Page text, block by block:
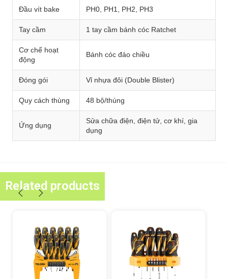
Đầu vít bake PH0, PH1, PH2, PH3
Tay cầm 1 tay cầm bánh cóc Ratchet
Cơ chế hoạt
động
Bánh cóc đảo chiều
Đóng gói Vỉ nhựa đôi (Double Blister)
Quy cách thùng 48 bộ/thùng
Ứng dụng
Sửa chữa điện, điện tử, cơ khí, gia
dụng
Related products